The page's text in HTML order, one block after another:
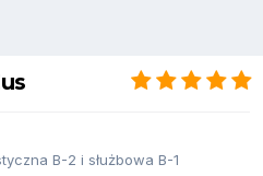
B-2 i służbowa B-1